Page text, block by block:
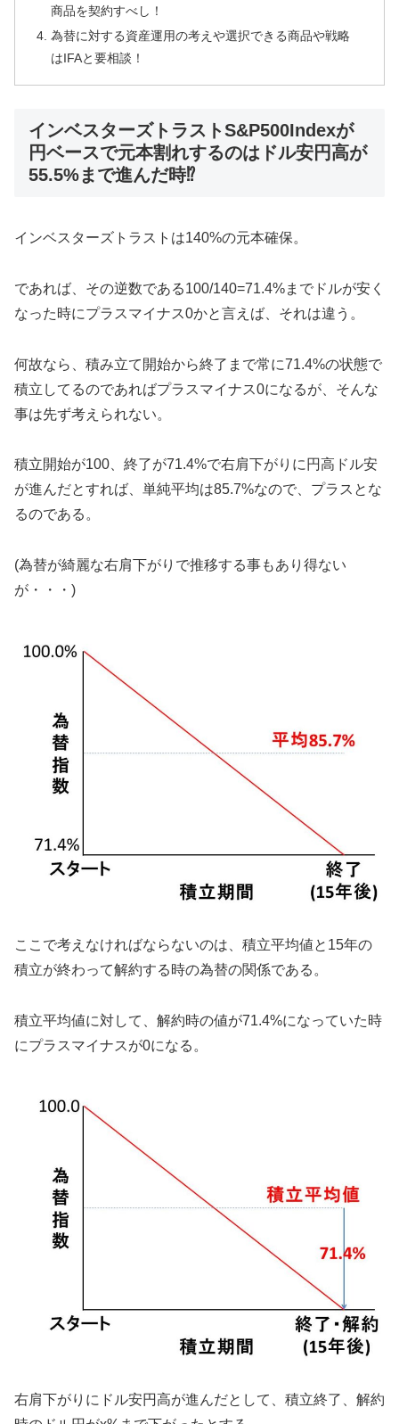
商品を契約すべし！
為替に対する資産運用の考えや選択できる商品や戦略
はIFAと要相談！
インベスターズトラストS&P500Indexが
円ベースで元本割れするのはドル安円高が
55.5%まで進んだ時⁉
インベスターズトラストは140%の元本確保。
であれば、その逆数である100/140=71.4%までドルが安く
なった時にプラスマイナス0かと言えば、それは違う。
何故なら、積み立て開始から終了まで常に71.4%の状態で
積立してるのであればプラスマイナス0になるが、そんな
事は先ず考えられない。
積立開始が100、終了が71.4%で右肩下がりに円高ドル安
が進んだとすれば、単純平均は85.7%なので、プラスとな
るのである。
(為替が綺麗な右肩下がりで推移する事もあり得ない
が・・・)
ここで考えなければならないのは、積立平均値と15年の
積立が終わって解約する時の為替の関係である。
積立平均値に対して、解約時の値が71.4%になっていた時
にプラスマイナスが0になる。
右肩下がりにドル安円高が進んだとして、積立終了、解約